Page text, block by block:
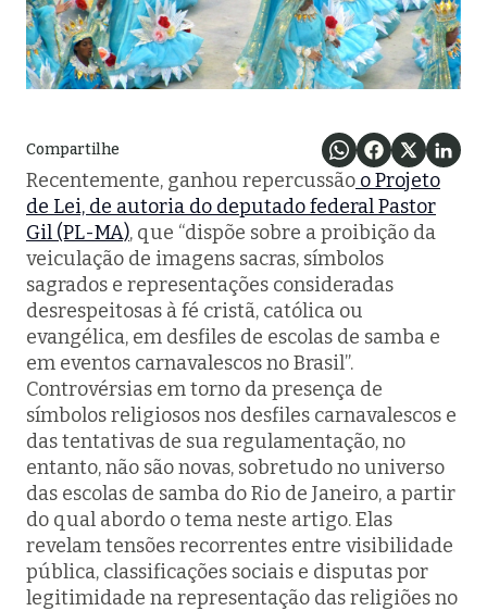
Compartilhe
Recentemente, ganhou repercussão o Projeto
de Lei, de autoria do deputado federal Pastor
Gil (PL-MA), que “dispõe sobre a proibição da
veiculação de imagens sacras, símbolos
sagrados e representações consideradas
desrespeitosas à fé cristã, católica ou
evangélica, em desfiles de escolas de samba e
em eventos carnavalescos no Brasil”.
Controvérsias em torno da presença de
símbolos religiosos nos desfiles carnavalescos e
das tentativas de sua regulamentação, no
entanto, não são novas, sobretudo no universo
das escolas de samba do Rio de Janeiro, a partir
do qual abordo o tema neste artigo. Elas
revelam tensões recorrentes entre visibilidade
pública, classificações sociais e disputas por
legitimidade na representação das religiões no